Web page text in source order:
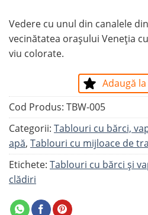
Vedere cu unul din canalele
vecinătatea orașului Veneția
viu colorate.
Adaugă
Cod Produs: TBW-005
Categorii: Tablouri cu bărci,
apă, Tablouri cu mijloace de
Etichete: Tablouri cu bărci și
clădiri